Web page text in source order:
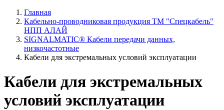
Главная
Кабельно-проводниковая продукция ТМ "Спецкабель"
НПП АЛАЙ
SIGNALMATIC® Кабели передачи данных,
низкочастотные
Кабели для экстремальных условий эксплуатации
Кабели для экстремальных
условий эксплуатации